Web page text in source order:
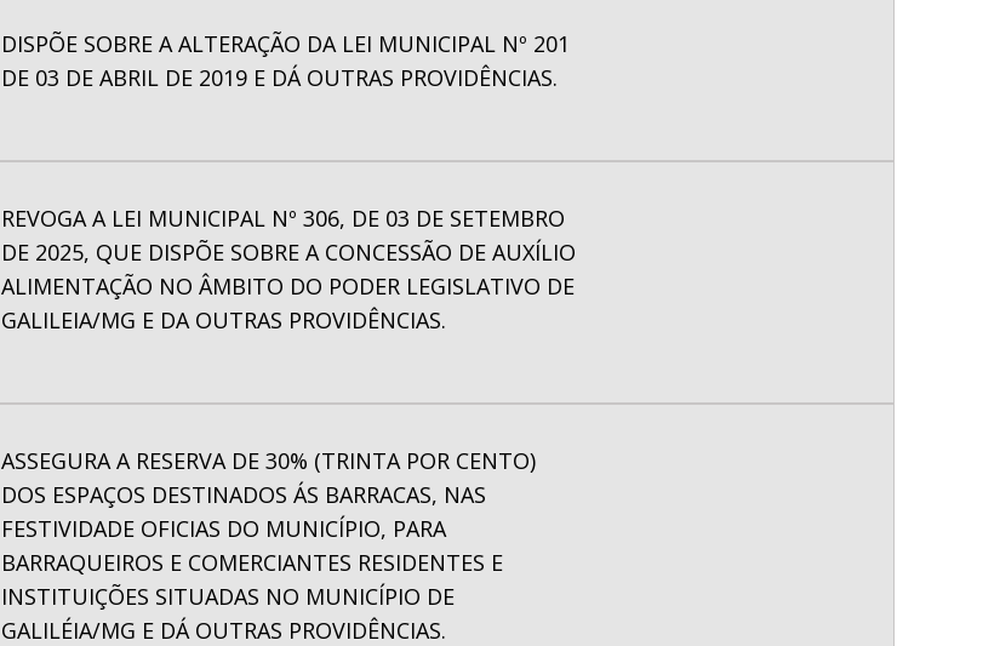
DISPÕE SOBRE A ALTERAÇÃO DA LEI MUNICIPAL Nº 201
DE 03 DE ABRIL DE 2019 E DÁ OUTRAS PROVIDÊNCIAS.
REVOGA A LEI MUNICIPAL Nº 306, DE 03 DE SETEMBRO
DE 2025, QUE DISPÕE SOBRE A CONCESSÃO DE AUXÍLIO
ALIMENTAÇÃO NO ÂMBITO DO PODER LEGISLATIVO DE
GALILEIA/MG E DA OUTRAS PROVIDÊNCIAS.
ASSEGURA A RESERVA DE 30% (TRINTA POR CENTO)
DOS ESPAÇOS DESTINADOS ÁS BARRACAS, NAS
FESTIVIDADE OFICIAS DO MUNICÍPIO, PARA
BARRAQUEIROS E COMERCIANTES RESIDENTES E
INSTITUIÇÕES SITUADAS NO MUNICÍPIO DE
GALILÉIA/MG E DÁ OUTRAS PROVIDÊNCIAS.